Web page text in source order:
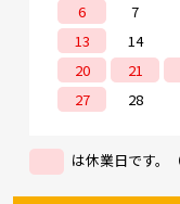
6
7
13
14
20
21
27
28
は休業日です。